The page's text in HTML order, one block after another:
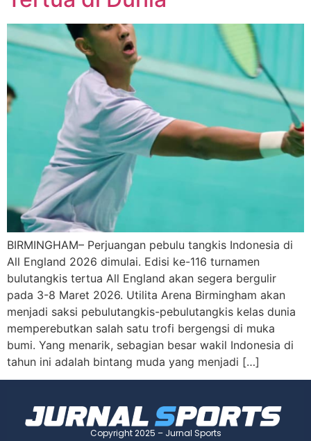
BIRMINGHAM– Perjuangan pebulu tangkis Indonesia di
All England 2026 dimulai. Edisi ke-116 turnamen
bulutangkis tertua All England akan segera bergulir
pada 3-8 Maret 2026. Utilita Arena Birmingham akan
menjadi saksi pebulutangkis-pebulutangkis kelas dunia
memperebutkan salah satu trofi bergengsi di muka
bumi. Yang menarik, sebagian besar wakil Indonesia di
tahun ini adalah bintang muda yang menjadi […]
Copyright 2025 – Jurnal Sports